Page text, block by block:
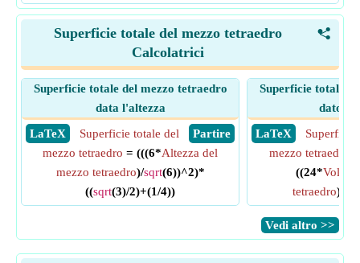
<
Superficie totale del mezzo tetraedro
Calcolatrici
Superficie totale del mezzo tetraedro
data l'altezza
​ LaTeX
​ Partire
Superficie totale del
mezzo tetraedro = (((6*Altezza del
mezzo tetraedro)/sqrt(6))^2)*
((sqrt(3)/2)+(1/4))
Superficie totale
dato il
​ LaTeX
Superficie
mezzo tetraedro
((24*
tetraedro)/(
​Vedi altro >>